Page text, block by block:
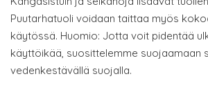
Puutarhatuoli voidaan taittaa myös
käytössä. Huomio: Jotta voit pidentää
käyttöikää, suosittelemme suojaamaan
vedenkestävällä suojalla.